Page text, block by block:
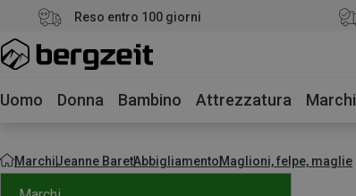
Reso entro 100 giorni
Uomo Donna Bambino Attrezzatura Marchi
MarchiJeanne BaretAbbigliamentoMaglioni, felpe, maglie